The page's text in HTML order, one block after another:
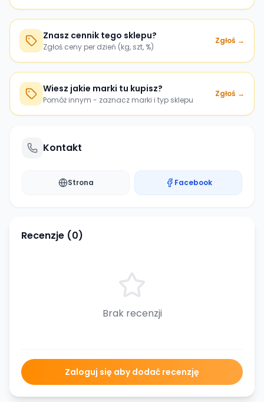
Znasz cennik tego sklepu?
Zgłoś ceny per dzień (kg, szt, %)
Zgłoś →
Wiesz jakie marki tu kupisz?
Pomóż innym - zaznacz marki i typ sklepu
Zgłoś →
Kontakt
Strona Facebook
Recenzje (0)
Brak recenzji
Zaloguj się aby dodać recenzję